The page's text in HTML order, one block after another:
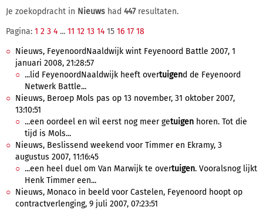
Je zoekopdracht in Nieuws had 447resultaten.
Pagina: 1 2 3 4 ... 11 12 13 14 15 16 17 18
Nieuws, FeyenoordNaaldwijk wint Feyenoord Battle 2007, 1
januari 2008, 21:28:57
...lid FeyenoordNaaldwijk heeft overtuigend de Feyenoord
Netwerk Battle...
Nieuws, Beroep Mols pas op 13 november, 31 oktober 2007,
13:10:51
...een oordeel en wil eerst nog meer getuigen horen. Tot die
tijd is Mols...
Nieuws, Beslissend weekend voor Timmer en Ekramy, 3
augustus 2007, 11:16:45
...een heel duel om Van Marwijk te overtuigen. Vooralsnog lijkt
Henk Timmer een...
Nieuws, Monaco in beeld voor Castelen, Feyenoord hoopt op
contractverlenging, 9 juli 2007, 07:23:51